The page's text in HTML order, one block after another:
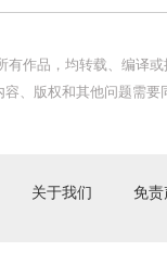
有作品，均转载、编译
、版权和其他问题需
关于我们 免责